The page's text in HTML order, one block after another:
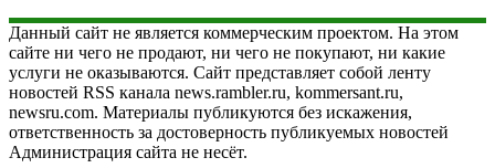
Данный сайт не является коммерческим проектом. На этом
сайте ни чего не продают, ни чего не покупают, ни какие
услуги не оказываются. Сайт представляет собой ленту
новостей RSS канала news.rambler.ru, kommersant.ru,
newsru.com. Материалы публикуются без искажения,
ответственность за достоверность публикуемых новостей
Администрация сайта не несёт.